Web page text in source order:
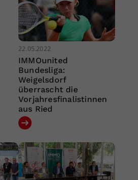
22.05.2022
IMMOunited
Bundesliga:
Weigelsdorf
überrascht die
Vorjahresfinalistinnen
aus Ried